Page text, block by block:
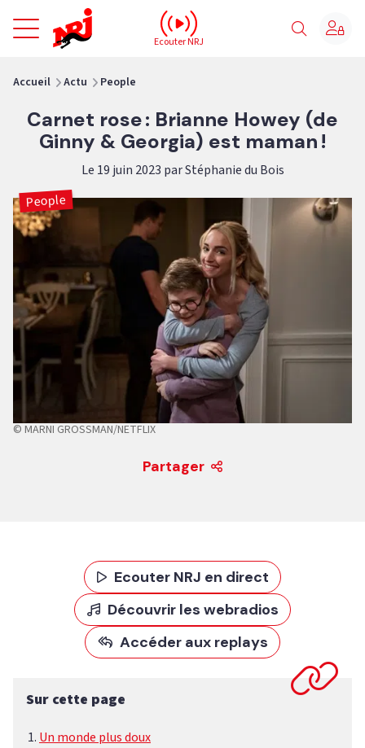
NRJ - Accueil
Ecouter NRJ
Accueil Actu People
Carnet rose : Brianne Howey (de
Ginny & Georgia) est maman !
Le 19 juin 2023 par Stéphanie du Bois
People
© MARNI GROSSMAN/NETFLIX
Partager
Ecouter NRJ en direct
Découvrir les webradios
Accéder aux replays
Sur cette page
Un monde plus doux